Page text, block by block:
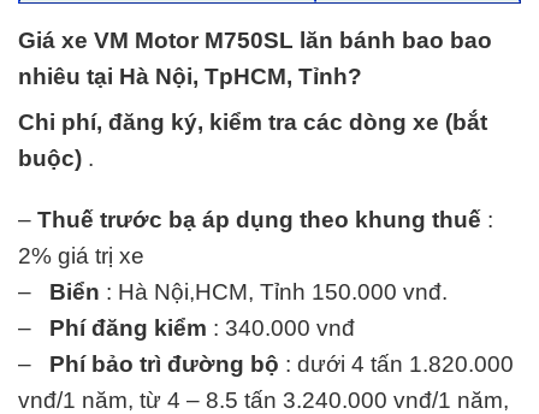
Giá xe VM Motor M750SL lăn bánh bao bao
nhiêu tại Hà Nội, TpHCM, Tỉnh?
Chi phí, đăng ký, kiểm tra các dòng xe (bắt
buộc) .
– Thuế trước bạ áp dụng theo khung thuế :
2% giá trị xe
– Biển : Hà Nội,HCM, Tỉnh 150.000 vnđ.
– Phí đăng kiểm : 340.000 vnđ
– Phí bảo trì đường bộ : dưới 4 tấn 1.820.000
vnđ/1 năm, từ 4 – 8.5 tấn 3.240.000 vnđ/1 năm,